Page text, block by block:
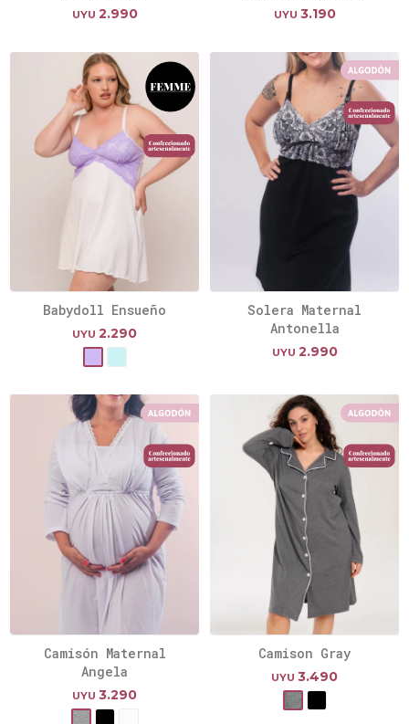
UYU 2.990 UYU 3.190
Babydoll Ensueño
UYU 2.290
Solera Maternal
Antonella
UYU 2.990
Camisón Maternal
Angela
UYU 3.290
Camison Gray
UYU 3.490